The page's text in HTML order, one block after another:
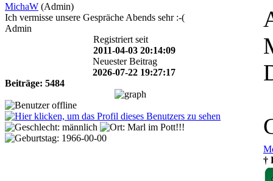
MichaW (Admin)
Ich vermisse unsere Gespräche Abends sehr :-(
Admin
Registriert seit
2011-04-03 20:14:09
Neuester Beitrag
2026-07-22 19:27:17
Beiträge: 5484
†